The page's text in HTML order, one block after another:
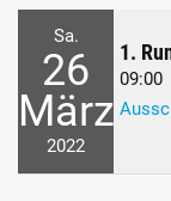
Sa.
26
März
2022
1.
09:00